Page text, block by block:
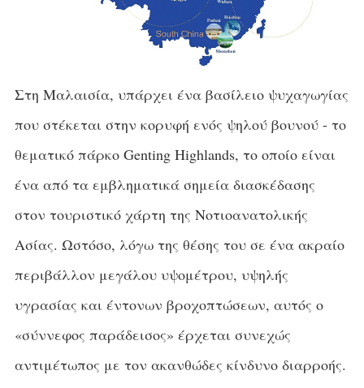
Στη Μαλαισία, υπάρχει ένα βασίλειο ψυχαγωγίας
που στέκεται στην κορυφή ενός ψηλού βουνού - το
θεματικό πάρκο Genting Highlands, το οποίο είναι
ένα από τα εμβληματικά σημεία διασκέδασης
στον τουριστικό χάρτη της Νοτιοανατολικής
Ασίας. Ωστόσο, λόγω της θέσης του σε ένα ακραίο
περιβάλλον μεγάλου υψομέτρου, υψηλής
υγρασίας και έντονων βροχοπτώσεων, αυτός ο
«σύννεφος παράδεισος» έρχεται συνεχώς
αντιμέτωπος με τον ακανθώδες κίνδυνο διαρροής.